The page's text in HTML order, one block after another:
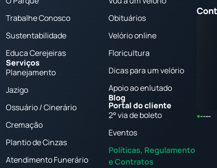
Trabalhe Conosco
Sustentabilidade
Educa Cerejeiras
Serviços
Planejamento
Jazigo
Ossuário / Cinerário
Cremação
Plantio de Cinzas
Atendimento Funerário
Obituários
Velório online
Floricultura
Dicas para um velório
Apoio ao enlutado
Blog
Portal do cliente
2° via de boleto
Eventos
Políticas, Regulamento
e Contratos